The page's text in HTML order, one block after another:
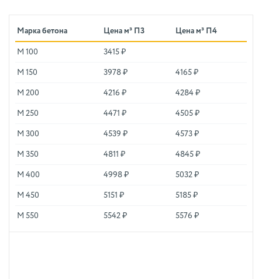
Марка бетона Цена м³ П3 Цена м³ П4
М 100 3415 ₽
М 150 3978 ₽ 4165 ₽
М 200 4216 ₽ 4284 ₽
М 250 4471 ₽ 4505 ₽
М 300 4539 ₽ 4573 ₽
М 350 4811 ₽ 4845 ₽
М 400 4998 ₽ 5032 ₽
М 450 5151 ₽ 5185 ₽
М 550 5542 ₽ 5576 ₽